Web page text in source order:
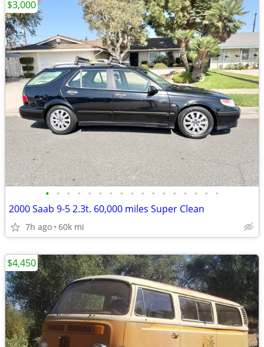
• • • • • • • • • • • • • • • • •
2000 Saab 9-5 2.3t. 60,000 miles Super Clean
7h ago 60k mi
$3,000
$4,450